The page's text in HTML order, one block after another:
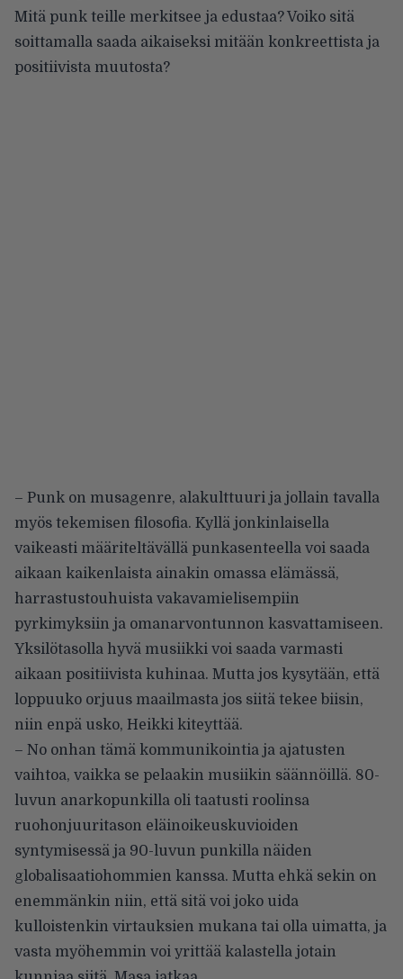
Mitä punk teille merkitsee ja edustaa? Voiko sitä
soittamalla saada aikaiseksi mitään konkreettista ja
positiivista muutosta?
– Punk on musagenre, alakulttuuri ja jollain tavalla
myös tekemisen filosofia. Kyllä jonkinlaisella
vaikeasti määriteltävällä punkasenteella voi saada
aikaan kaikenlaista ainakin omassa elämässä,
harrastustouhuista vakavamielisempiin
pyrkimyksiin ja omanarvontunnon kasvattamiseen.
Yksilötasolla hyvä musiikki voi saada varmasti
aikaan positiivista kuhinaa. Mutta jos kysytään, että
loppuuko orjuus maailmasta jos siitä tekee biisin,
niin enpä usko, Heikki kiteyttää.
– No onhan tämä kommunikointia ja ajatusten
vaihtoa, vaikka se pelaakin musiikin säännöillä. 80-
luvun anarkopunkilla oli taatusti roolinsa
ruohonjuuritason eläinoikeuskuvioiden
syntymisessä ja 90-luvun punkilla näiden
globalisaatiohommien kanssa. Mutta ehkä sekin on
enemmänkin niin, että sitä voi joko uida
kulloistenkin virtauksien mukana tai olla uimatta, ja
vasta myöhemmin voi yrittää kalastella jotain